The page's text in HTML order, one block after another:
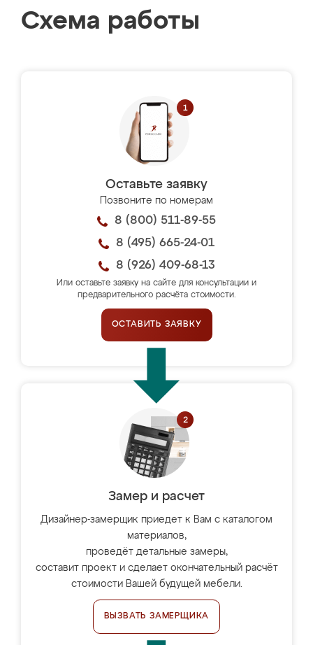
Схема работы
Оставьте заявку
Позвоните по номерам
8 (800) 511-89-55
8 (495) 665-24-01
8 (926) 409-68-13
Или оставьте заявку на сайте для консультации и
предварительного расчёта стоимости.
ОСТАВИТЬ ЗАЯВКУ
Замер и расчет
Дизайнер-замерщик приедет к Вам с каталогом
материалов,
проведёт детальные замеры,
составит проект и сделает окончательный расчёт
стоимости Вашей будущей мебели.
ВЫЗВАТЬ ЗАМЕРЩИКА